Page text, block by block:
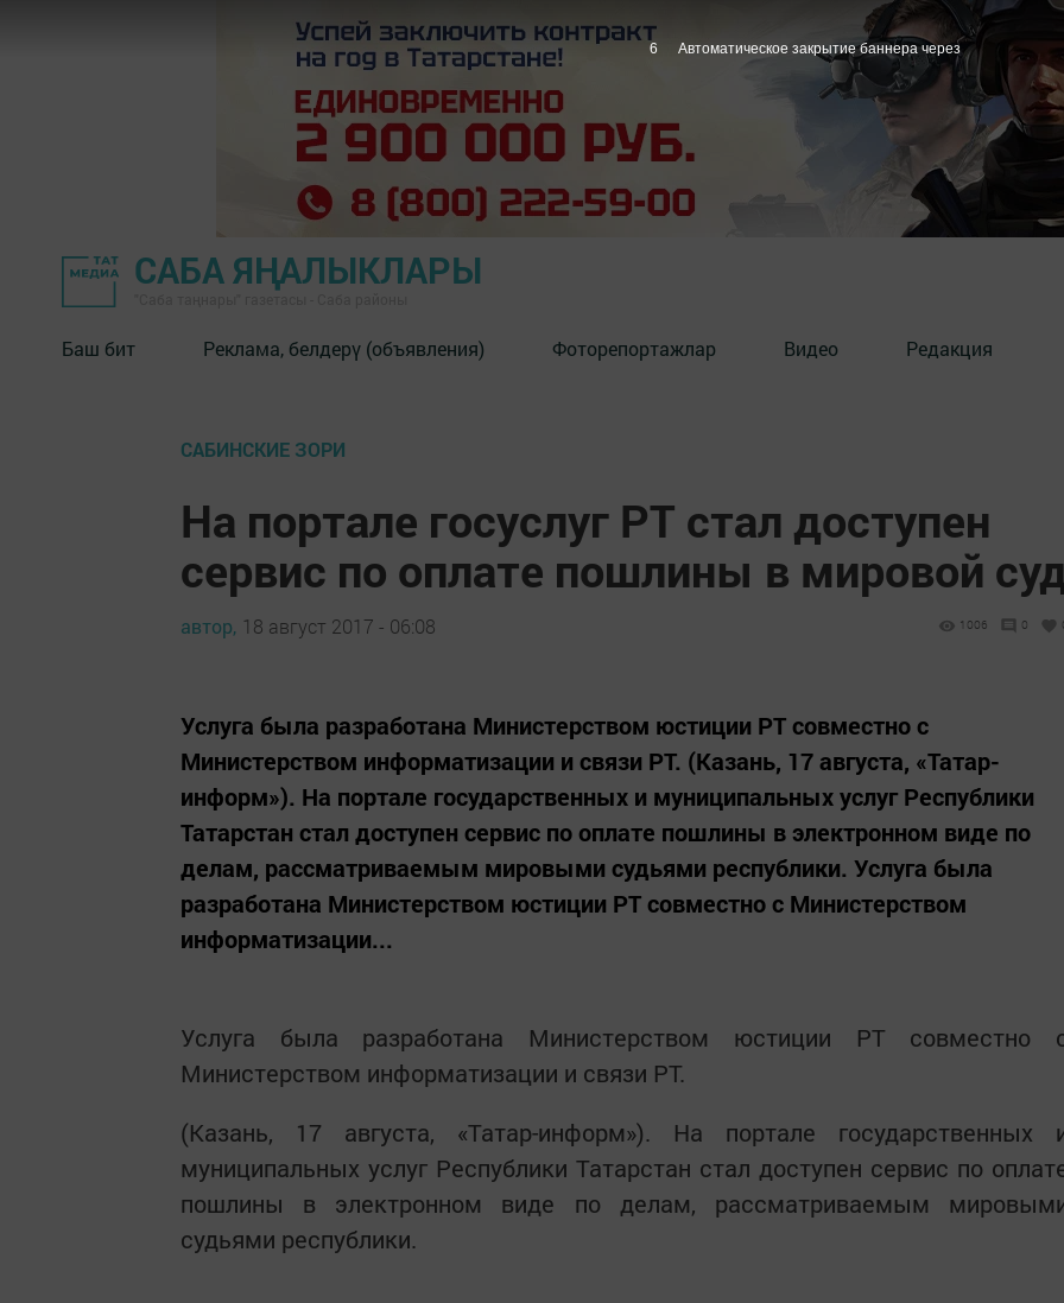
САБА ЯҢАЛЫКЛАРЫ
Баш бит Реклама, белдерү (объявления) Фоторепортажлар Видео Редакция
САБИНСКИЕ ЗОРИ
На портале госуслуг РТ стал доступен
сервис по оплате пошлины в мировой
автор, 18 август 2017 - 06:08 1006 0
Услуга была разработана Министерством юстиции РТ совместно с
Министерством информатизации и связи РТ. (Казань, 17 августа, «Татар-
информ»). На портале государственных и муниципальных услуг Республики
Татарстан стал доступен сервис по оплате пошлины в электронном виде по
делам, рассматриваемым мировыми судьями республики. Услуга была
разработана Министерством юстиции РТ совместно с Министерством
информатизации...
Услуга была разработана Министерством юстиции РТ совместно
Министерством информатизации и связи РТ.
(Казань, 17 августа, «Татар-информ»). На портале государственных
муниципальных услуг Республики Татарстан стал доступен сервис по
пошлины в электронном виде по делам, рассматриваемым
судьями республики.
5 Автоматическое закрытие баннера через